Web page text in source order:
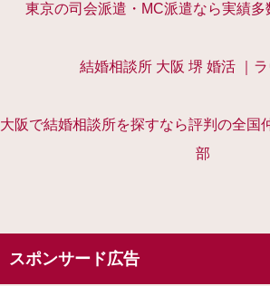
東京の司会派遣・MC派遣なら実績多
結婚相談所 大阪 堺 婚活 ｜
大阪で結婚相談所を探すなら評判の全国
部
スポンサード広告